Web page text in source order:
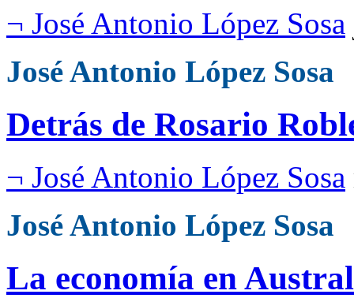
¬ José Antonio López Sosa
José Antonio López Sosa
Detrás de Rosario
¬ José Antonio López Sosa
José Antonio López Sosa
La economía en